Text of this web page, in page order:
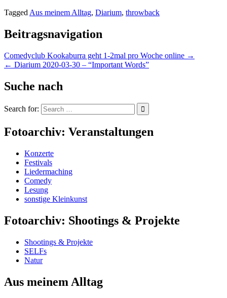
Tagged Aus meinem Alltag, Diarium, throwback
Beitragsnavigation
Comedyclub Kookaburra geht 1-2mal pro Woche online →
← Diarium 2020-03-30 – “Important Words”
Suche nach
Search for:
Fotoarchiv: Veranstaltungen
Konzerte
Festivals
Liedermaching
Comedy
Lesung
sonstige Kleinkunst
Fotoarchiv: Shootings & Projekte
Shootings & Projekte
SELFs
Natur
Aus meinem Alltag